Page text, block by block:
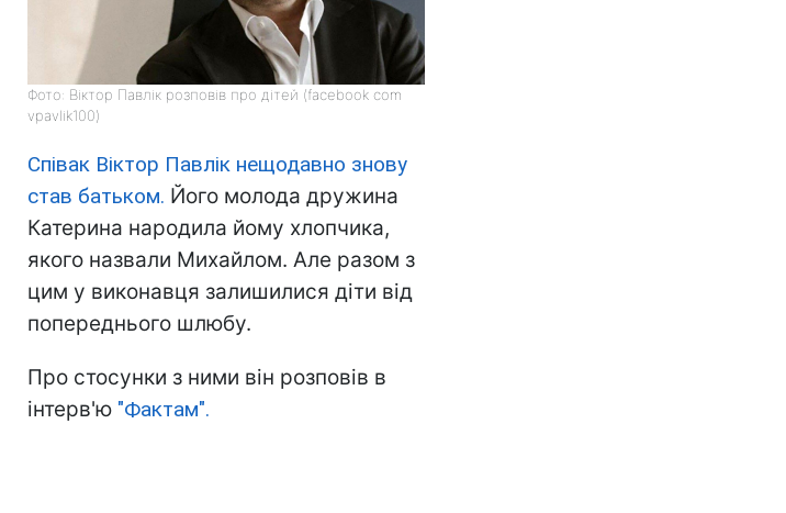
Фото: Віктор Павлік розповів про дітей (facebook com
vpavlik100)
Співак Віктор Павлік нещодавно знову
став батьком. Його молода дружина
Катерина народила йому хлопчика,
якого назвали Михайлом. Але разом з
цим у виконавця залишилися діти від
попереднього шлюбу.
Про стосунки з ними він розповів в
інтерв'ю "Фактам".